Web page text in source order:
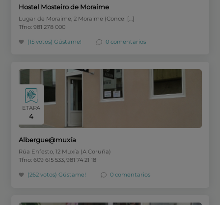
Hostel Mosteiro de Moraime
Lugar de Moraime, 2 Moraime (Concel […]
Tfno: 981 278 000
(15 votos)Gústame! 0 comentarios
ETAPA
4
Albergue@muxía
Rúa Enfesto, 12 Muxía (A Coruña)
Tfno: 609 615 533, 981 74 21 18
(262 votos)Gústame! 0 comentarios